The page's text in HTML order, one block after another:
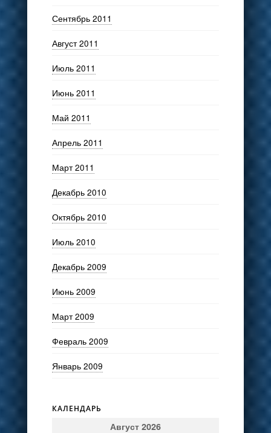
Сентябрь 2011
Август 2011
Июль 2011
Июнь 2011
Май 2011
Апрель 2011
Март 2011
Декабрь 2010
Октябрь 2010
Июль 2010
Декабрь 2009
Июнь 2009
Март 2009
Февраль 2009
Январь 2009
КАЛЕНДАРЬ
Август 2026